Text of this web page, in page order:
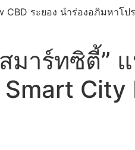
ระยอง นำร่องอภิมหาโ
าร์ทซิตี้”